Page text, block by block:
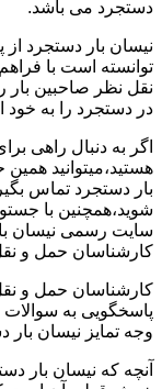
دستجرد می باشد.
نیسان بار دستجرد
توانسته است با
نقل نظر صاحبین بار
در دستجرد را به
اگر به دنبال راهی
هستید،میتوانید
بار دستجرد تماس
شوید،همچنین با
سایت رسمی نیسان
کارشناسان حمل و
کارشناسان حمل و
پاسخگویی به
وجه تمایز نیسان بار
آنچه که نیسان بار